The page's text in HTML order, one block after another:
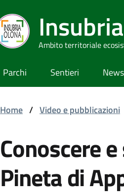
Ambito territoriale
Parchi Sentieri
Home / Video e pubblicazioni
Conoscere
Pineta di